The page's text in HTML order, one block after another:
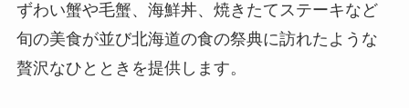
ずわい蟹や毛蟹、海鮮丼、焼きたてステーキなど
旬の美食が並び北海道の食の祭典に訪れたような
贅沢なひとときを提供します。